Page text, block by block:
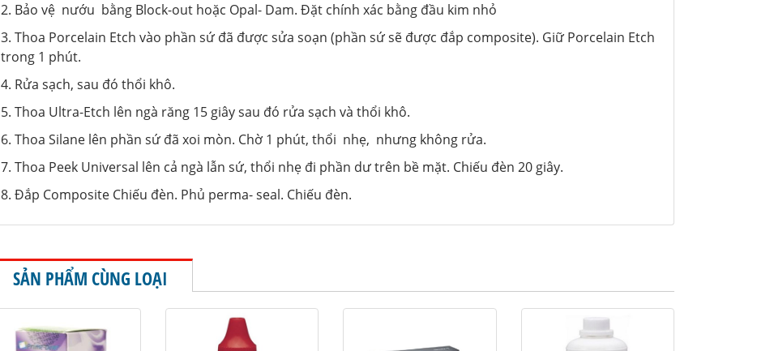
2. Bảo vệ nướu bằng Block-out hoặc Opal- Dam. Đặt chính xác bằng đầu kim nhỏ
3. Thoa Porcelain Etch vào phần sứ đã được sửa soạn (phần sứ sẽ được đắp composite). Giữ Porcelain Etch
trong 1 phút.
4. Rửa sạch, sau đó thổi khô.
5. Thoa Ultra-Etch lên ngà răng 15 giây sau đó rửa sạch và thổi khô.
6. Thoa Silane lên phần sứ đã xoi mòn. Chờ 1 phút, thổi nhẹ, nhưng không rửa.
7. Thoa Peek Universal lên cả ngà lẫn sứ, thổi nhẹ đi phần dư trên bề mặt. Chiếu đèn 20 giây.
8. Đắp Composite Chiếu đèn. Phủ perma- seal. Chiếu đèn.
SẢN PHẨM CÙNG LOẠI